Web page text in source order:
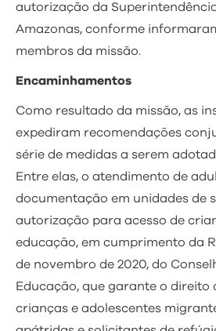
autorização da
Amazonas, conforme
membros da missão.
Encaminhamentos
Como resultado da missão, as
expediram recomendações
série de medidas a serem
Entre elas, o atendimento de
documentação em unidades de
autorização para acesso de
educação, em cumprimento da
de novembro de 2020, do
Educação, que garante o direito
crianças e adolescentes